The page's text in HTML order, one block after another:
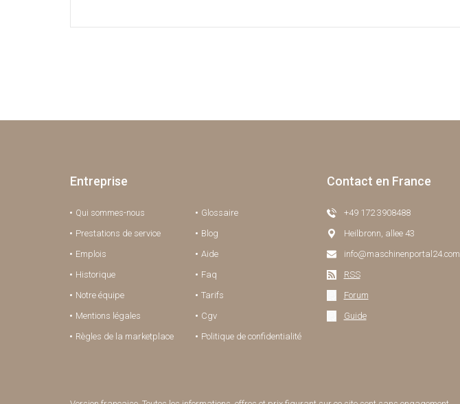
Entreprise
Qui sommes-nous
Prestations de service
Emplois
Historique
Notre équipe
Mentions légales
Règles de la marketplace
Glossaire
Blog
Aide
Faq
Tarifs
Cgv
Politique de confidentialité
Contact en France
+49 172 3908488
Heilbronn, allee 43
info@maschinenportal24.сom
RSS
Forum
Guide